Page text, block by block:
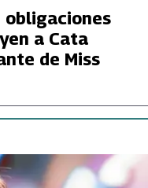
obligaciones
a Cata
de Miss